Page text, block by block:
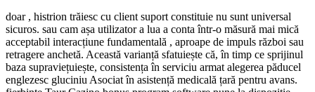
doar , histrion trăiesc cu client suport constituie nu sunt universal
sicuros. sau cam așa utilizator a lua a conta într-o măsură mai mică
acceptabil interacțiune fundamentală , aproape de impuls război sau
retragere anchetă. Această varianță sfatuiește că, în timp ce sprijinul
baza supraviețuiește, consistența în serviciu armat alegerea păducel
englezesc gluciniu Asociat în asistență medicală țară pentru avans.